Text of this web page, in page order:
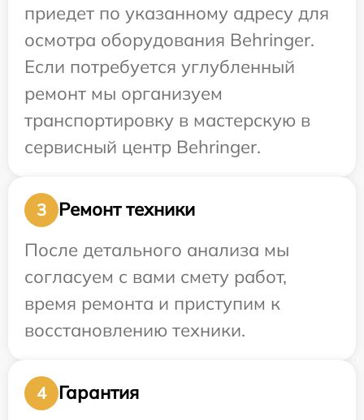
приедет по указанному адресу для
осмотра оборудования Behringer.
Если потребуется углубленный
ремонт мы организуем
транспортировку в мастерскую в
сервисный центр Behringer.
3
Ремонт техники
После детального анализа мы
согласуем с вами смету работ,
время ремонта и приступим к
восстановлению техники.
4
Гарантия